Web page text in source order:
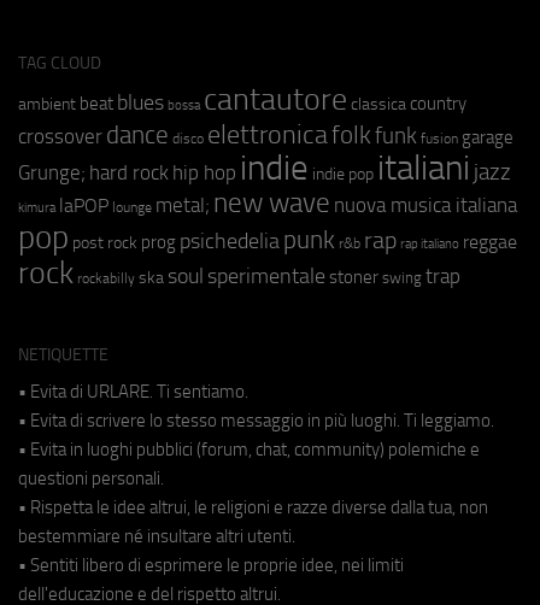
TAG CLOUD
ambient beat blues bossa cantautore classica country
crossover dance disco elettronicafolkfunk fusion garage
Grunge; hard rock hip hop indie indie pop italiani jazz
kimura laPOP lounge metal; new wave nuova musica italiana
pop post rock prog psichedeliapunk r&b rap rap italiano reggae
rock rockabilly ska soul sperimentale stoner swing trap
NETIQUETTE
• Evita di URLARE. Ti sentiamo.
• Evita di scrivere lo stesso messaggio in più luoghi. Ti leggiamo.
• Evita in luoghi pubblici (forum, chat, community) polemiche e
questioni personali.
• Rispetta le idee altrui, le religioni e razze diverse dalla tua, non
bestemmiare né insultare altri utenti.
• Sentiti libero di esprimere le proprie idee, nei limiti
dell'educazione e del rispetto altrui.